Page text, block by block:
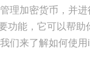
理加密货币，并
功能，它可以帮助
们来了解如何使